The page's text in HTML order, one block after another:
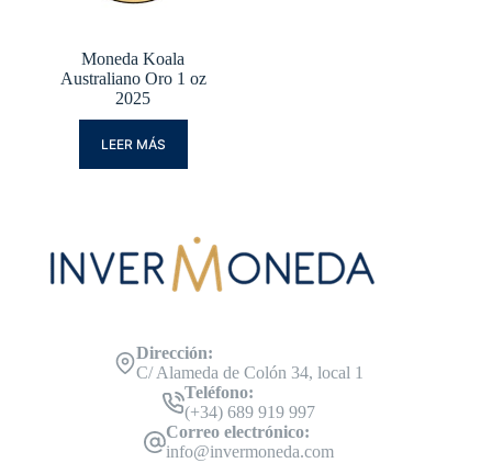
Moneda Koala
Australiano Oro 1 oz
2025
LEER MÁS
Dirección:
C/ Alameda de Colón 34, local 1
Teléfono:
(+34) 689 919 997
Correo electrónico:
info@invermoneda.com